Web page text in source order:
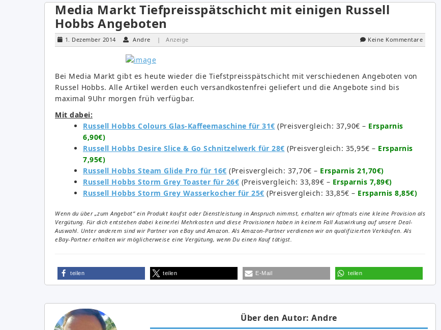
Media Markt Tiefpreisspätschicht mit einigen Russell
Hobbs Angeboten
1. Dezember 2014 Andre | Anzeige Keine Kommentare
Bei Media Markt gibt es heute wieder die Tiefstpreisspätschicht mit verschiedenen Angeboten von
Russel Hobbs. Alle Artikel werden euch versandkostenfrei geliefert und die Angebote sind bis
maximal 9Uhr morgen früh verfügbar.
Mit dabei:
Russell Hobbs Colours Glas-Kaffeemaschine für 31€ (Preisvergleich: 37,90€ – Ersparnis
6,90€)
Russell Hobbs Desire Slice & Go Schnitzelwerk für 28€ (Preisvergleich: 35,95€ – Ersparnis
7,95€)
Russell Hobbs Steam Glide Pro für 16€ (Preisvergleich: 37,70€ – Ersparnis 21,70€)
Russell Hobbs Storm Grey Toaster für 26€ (Preisvergleich: 33,89€ – Ersparnis 7,89€)
Russell Hobbs Storm Grey Wasserkocher für 25€ (Preisvergleich: 33,85€ – Ersparnis 8,85€)
Wenn du über „zum Angebot“ ein Produkt kaufst oder Dienstleistung in Anspruch nimmst, erhalten wir oftmals eine kleine Provision als
Vergütung. Für dich entstehen dabei keinerlei Mehrkosten und diese Provisionen haben in keinem Fall Auswirkung auf unsere Deal-
Auswahl. Unter anderem sind wir Partner von eBay und Amazon. Als Amazon-Partner verdienen wir an qualifizierten Verkäufen. Als
eBay-Partner erhalten wir möglicherweise eine Vergütung, wenn Du einen Kauf tätigst.
teilen teilen E-Mail teilen
Über den Autor: Andre